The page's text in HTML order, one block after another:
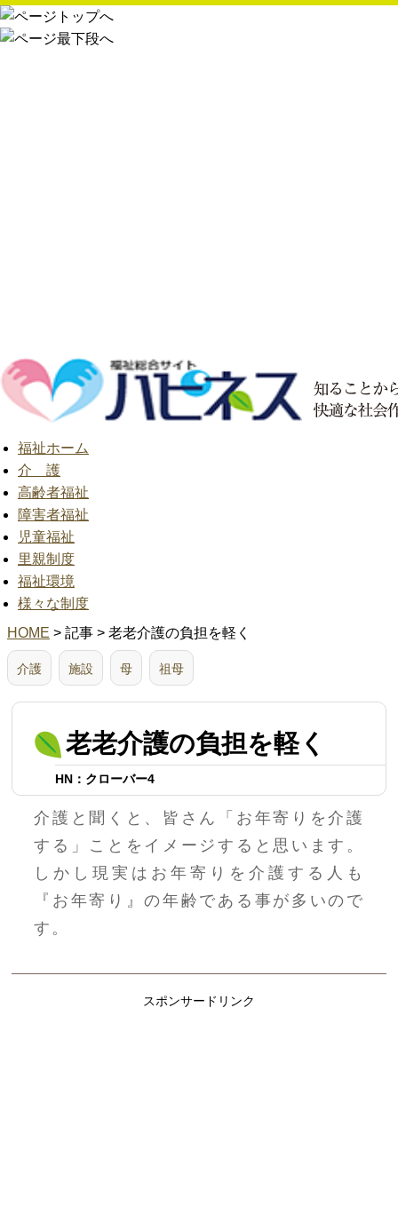
福祉ホーム
介 護
高齢者福祉
障害者福祉
児童福祉
里親制度
福祉環境
様々な制度
HOME > 記事 > 老老介護の負担を軽く
介護 施設 母 祖母
老老介護の負担を軽く
HN：クローバー4
介護と聞くと、皆さん「お年寄りを介護
する」ことをイメージすると思います。
しかし現実はお年寄りを介護する人も
『お年寄り』の年齢である事が多いので
す。
スポンサードリンク